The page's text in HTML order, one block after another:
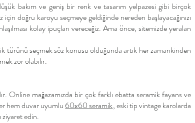
bakım ve geniş bir renk ve tasarım yelpazesi gibi birçok
doğru karoyu seçmeye geldiğinde nereden başlayacağınızı
kolay ipuçları vereceğiz. Ama önce, sitemizde yeralan
türünü seçmek söz konusu olduğunda artık her zamankinden
zor olabilir.
Online mağazamızda bir çok farklı ebatta seramik fayans ve
hem duvar uyumlu 60x60 seramik, eski tip vintage karolarda
ziyaret edin.